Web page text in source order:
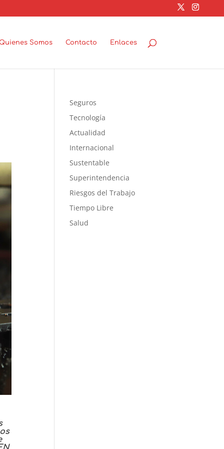
Somos Contacto Enlaces
Seguros
Tecnología
Actualidad
Internacional
Sustentable
Superintendencia
Riesgos del Trabajo
Tiempo Libre
Salud